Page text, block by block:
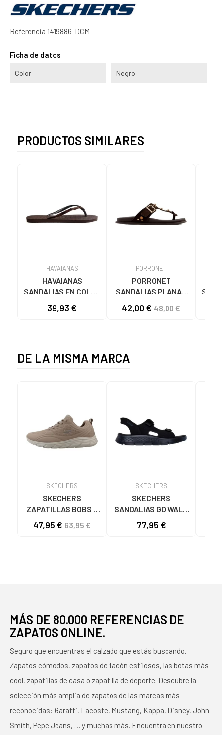
Referencia 1419886-DCM
Ficha de datos
Color Negro
PRODUCTOS SIMILARES
HAVAIANAS
HAVAIANAS
SANDALIAS EN COLOR
39,93 €
PORRONET
PORRONET
SANDALIAS PLANAS
TACHUELAS Y
42,00 € 48,00 €
DE LA MISMA MARCA
SKECHERS
SKECHERS
ZAPATILLAS BOBS B
TAN 117715
47,95 € 63,95 €
SKECHERS
SKECHERS
SANDALIAS GO WALK
NEGRAS NEGRO
77,95 €
MÁS DE 80.000 REFERENCIAS DE
ZAPATOS ONLINE.
Seguro que encuentras el calzado que estás buscando.
Zapatos cómodos, zapatos de tacón estilosos, las botas más
cool, zapatillas de casa o zapatilla de deporte. Descubre la
selección más amplia de zapatos de las marcas más
reconocidas: Garatti, Lacoste, Mustang, Kappa, Disney, John
Smith, Pepe Jeans, … y muchas más. Encuentra en nuestro